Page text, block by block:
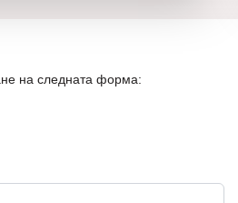
на следната форма: